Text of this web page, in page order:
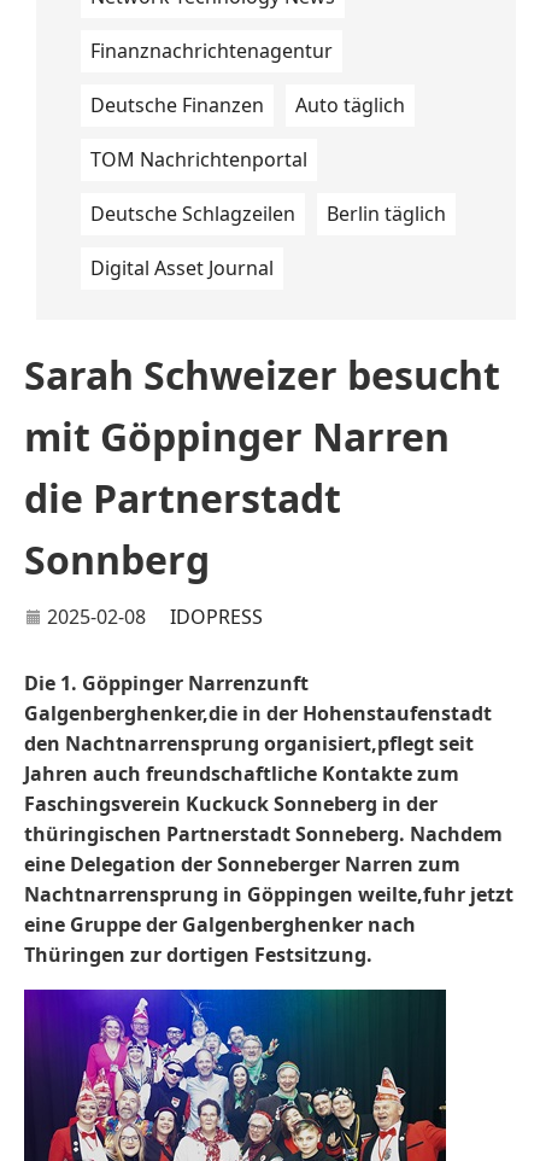
Finanznachrichtenagentur
Deutsche Finanzen Auto täglich
TOM Nachrichtenportal
Deutsche Schlagzeilen Berlin täglich
Digital Asset Journal
Sarah Schweizer besucht
mit Göppinger Narren
die Partnerstadt
Sonnberg
2025-02-08 IDOPRESS
Die 1. Göppinger Narrenzunft
Galgenberghenker,die in der Hohenstaufenstadt
den Nachtnarrensprung organisiert,pflegt seit
Jahren auch freundschaftliche Kontakte zum
Faschingsverein Kuckuck Sonneberg in der
thüringischen Partnerstadt Sonneberg. Nachdem
eine Delegation der Sonneberger Narren zum
Nachtnarrensprung in Göppingen weilte,fuhr jetzt
eine Gruppe der Galgenberghenker nach
Thüringen zur dortigen Festsitzung.